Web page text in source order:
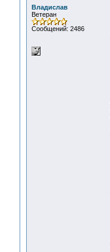
Владислав
Ветеран
Сообщений: 2486